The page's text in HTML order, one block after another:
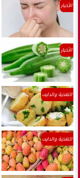
الأخبار
الأخبار
التغذية والدايت
التغذية والدايت